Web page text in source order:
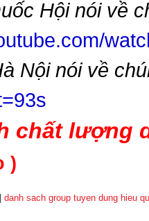
Hội nói về
Nội nói về
chất lượng
)
danh sach group tuyen dung hieu